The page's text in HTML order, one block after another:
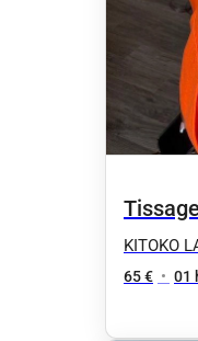
KITOKO
65 € • 01